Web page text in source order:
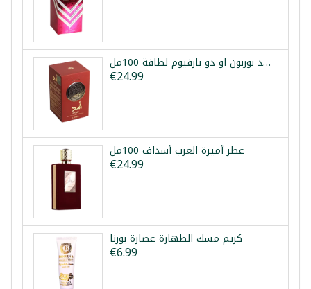
عطر أسد بوربون او دو بارفيوم لطافة 100مل
€24.99
عطر أميرة العرب أسداف 100مل
€24.99
كريم مسك الطهارة عصارة بورنا
€6.99